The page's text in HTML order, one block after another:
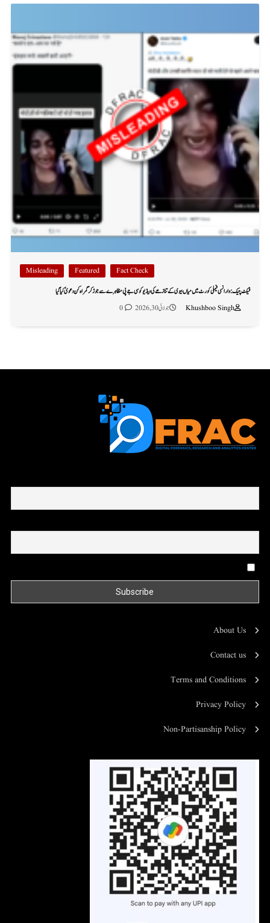
Fact Check
Featured
Misleading
فیکٹ چیک: وارانسی فیملی کورٹ میں میاں بیوی کے تنازعے کی ویڈیو کو سی جے پی مظاہرے سے جوڑ کر گمراہ کن دعویٰ کیا گیا
Khushboo Singh
جولائی 30, 2026 0
About Us
Contact us
Terms and Conditions
Privacy Policy
Non-Partisanship Policy